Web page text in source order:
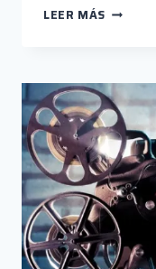
LEER MÁS ROMA.
CONTAR